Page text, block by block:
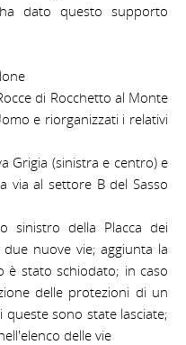
dato questo supporto
di Rocchetto al Monte
e riorganizzati i relativi
Grigia (sinistra e centro) e
via al settore B del Sasso
sinistro della Placca dei
nuove vie; aggiunta la
è stato schiodato; in caso
delle protezioni di un
sono state lasciate;
delle vie